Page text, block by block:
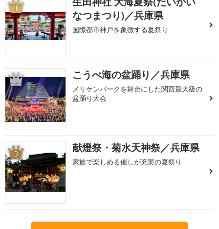
1
なつまつり)／兵庫県
国際都市神戸を象徴する夏祭り
2 こうべ海の盆踊り／兵庫県
メリケンパークを舞台にした関西最大級の
盆踊り大会
3 献燈祭・菊水天神祭／兵庫県
家族で楽しめる催しが充実の夏祭り